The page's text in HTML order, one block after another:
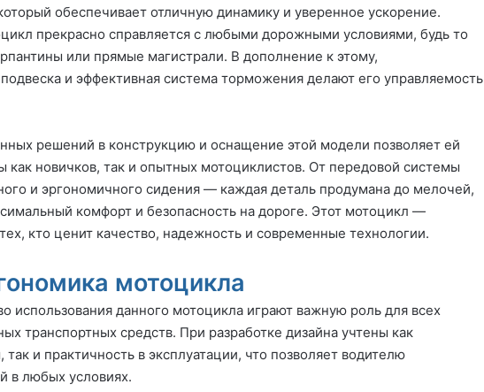
обеспечивает отличную динамику и уверенное ускорение.
прекрасно справляется с любыми дорожными условиями, будь то
или прямые магистрали. В дополнение к этому,
и эффективная система торможения делают его управляемость
решений в конструкцию и оснащение этой модели позволяет ей
как новичков, так и опытных мотоциклистов. От передовой системы
и эргономичного сидения — каждая деталь продумана до мелочей,
комфорт и безопасность на дороге. Этот мотоцикл —
кто ценит качество, надежность и современные технологии.
мотоцикла
использования данного мотоцикла играют важную роль для всех
транспортных средств. При разработке дизайна учтены как
так и практичность в эксплуатации, что позволяет водителю
в любых условиях.